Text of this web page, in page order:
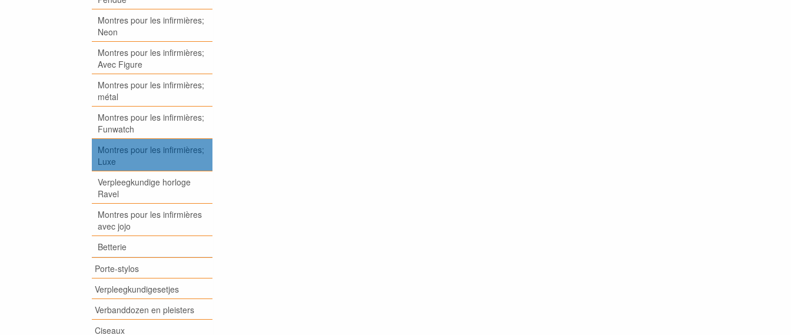
Montres pour les infirmières;
Neon
Montres pour les infirmières;
Avec Figure
Montres pour les infirmières;
métal
Montres pour les infirmières;
Funwatch
Montres pour les infirmières;
Luxe
Verpleegkundige horloge
Ravel
Montres pour les infirmières
avec jojo
Betterie
Porte-stylos
Verpleegkundigesetjes
Verbanddozen en pleisters
Ciseaux